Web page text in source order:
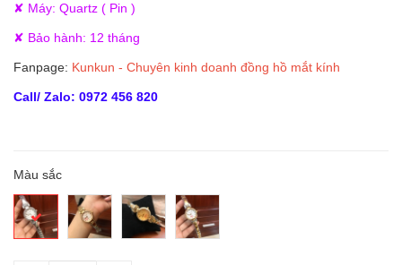
✘ Máy: Quartz ( Pin )
✘ Bảo hành: 12 tháng
Fanpage: Kunkun - Chuyên kinh doanh đồng hồ mắt kính
Call/ Zalo: 0972 456 820
Màu sắc